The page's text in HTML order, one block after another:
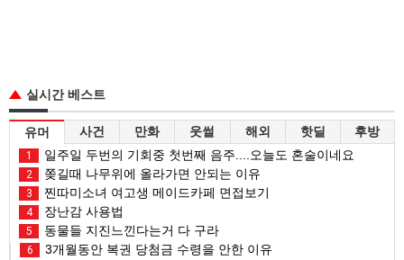
실시간 베스트
유머 사건 만화 웃썰 해외 핫딜 후방
1 일주일 두번의 기회중 첫번째 음주....오늘도 혼술이네요
2 쫒길때 나무위에 올라가면 안되는 이유
3 찐따미소녀 여고생 메이드카페 면접보기
4 장난감 사용법
5 동물들 지진느낀다는거 다 구라
6 3개월동안 복권 당첨금 수령을 안한 이유